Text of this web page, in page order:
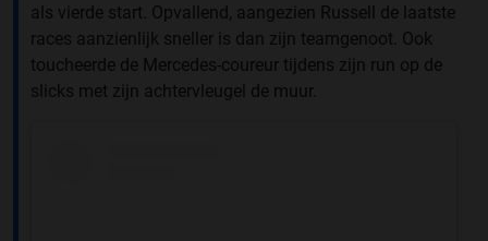
als vierde start. Opvallend, aangezien Russell de laatste
races aanzienlijk sneller is dan zijn teamgenoot. Ook
toucheerde de Mercedes-coureur tijdens zijn run op de
slicks met zijn achtervleugel de muur.